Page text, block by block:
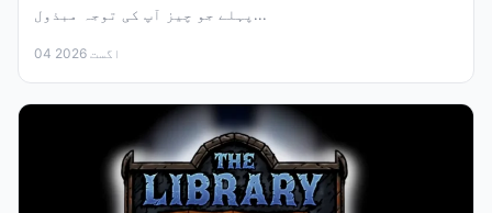
پہلے جو چیز آپ کی توجہ مبذول...
04 اگست 2026